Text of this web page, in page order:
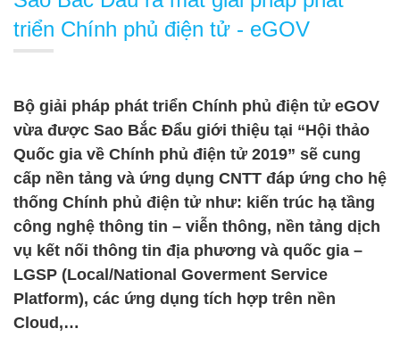
triển Chính phủ điện tử - eGOV
Bộ giải pháp phát triển Chính phủ điện tử eGOV
vừa được Sao Bắc Đẩu giới thiệu tại “Hội thảo
Quốc gia về Chính phủ điện tử 2019” sẽ cung
cấp nền tảng và ứng dụng CNTT đáp ứng cho hệ
thống Chính phủ điện tử như: kiến trúc hạ tầng
công nghệ thông tin – viễn thông, nền tảng dịch
vụ kết nối thông tin địa phương và quốc gia –
LGSP (Local/National Goverment Service
Platform), các ứng dụng tích hợp trên nền
Cloud,…